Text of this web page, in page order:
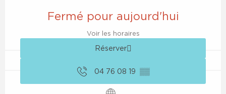
Fermé pour aujourd'hui
Voir les horaires
Réserver
04 76 08 19 ▒▒